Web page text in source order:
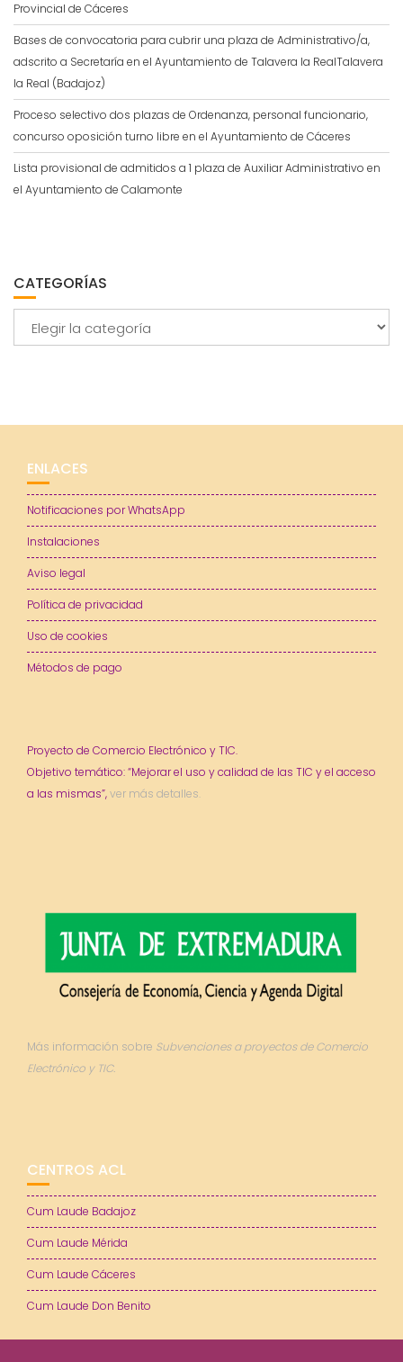
Provincial de Cáceres
Bases de convocatoria para cubrir una plaza de Administrativo/a,
adscrito a Secretaría en el Ayuntamiento de Talavera la RealTalavera
la Real (Badajoz)
Proceso selectivo dos plazas de Ordenanza, personal funcionario,
concurso oposición turno libre en el Ayuntamiento de Cáceres
Lista provisional de admitidos a 1 plaza de Auxiliar Administrativo en
el Ayuntamiento de Calamonte
CATEGORÍAS
ENLACES
Notificaciones por WhatsApp
Instalaciones
Aviso legal
Política de privacidad
Uso de cookies
Métodos de pago
Proyecto de Comercio Electrónico y TIC.
Objetivo temático: “Mejorar el uso y calidad de las TIC y el acceso
a las mismas”,ver más detalles.
Más información sobre Subvenciones a proyectos de Comercio
Electrónico y TIC.
CENTROS ACL
Cum Laude Badajoz
Cum Laude Mérida
Cum Laude Cáceres
Cum Laude Don Benito